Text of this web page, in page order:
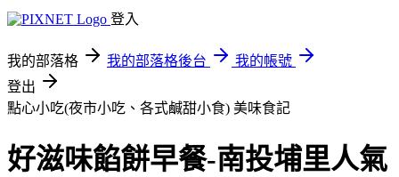
登入
我的部落格 我的部落格後台
我的帳號
登出
點心小吃(夜市小吃、各式鹹甜小食) 美味食記
好滋味餡餅早餐-南投埔里人氣